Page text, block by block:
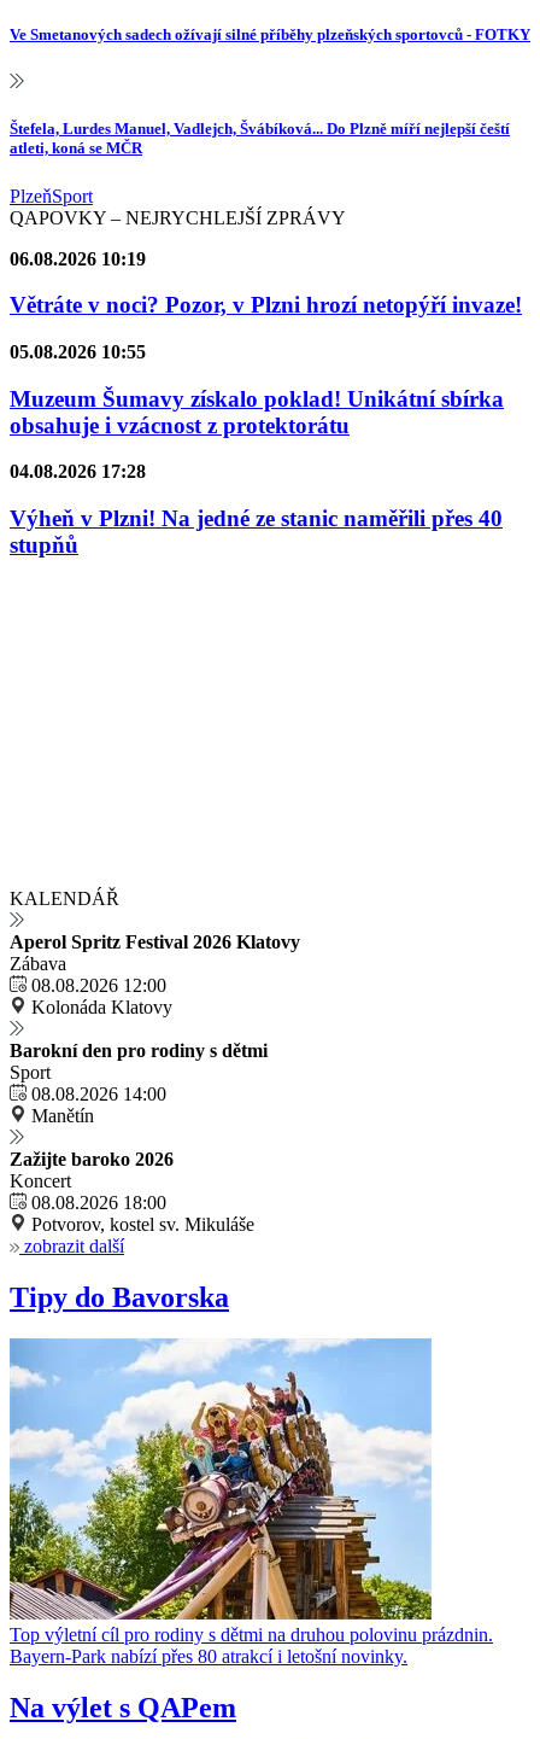
Ve Smetanových sadech ožívají silné příběhy plzeňských sportovců - FOTKY
Štefela, Lurdes Manuel, Vadlejch, Švábíková... Do Plzně míří nejlepší čeští
atleti, koná se MČR
PlzeňSport
QAPOVKY – NEJRYCHLEJŠÍ ZPRÁVY
06.08.2026 10:19
Větráte v noci? Pozor, v Plzni hrozí netopýří invaze!
05.08.2026 10:55
Muzeum Šumavy získalo poklad! Unikátní sbírka
obsahuje i vzácnost z protektorátu
04.08.2026 17:28
Výheň v Plzni! Na jedné ze stanic naměřili přes 40
stupňů
KALENDÁŘ
Aperol Spritz Festival 2026 Klatovy
Zábava
08.08.2026 12:00
Kolonáda Klatovy
Barokní den pro rodiny s dětmi
Sport
08.08.2026 14:00
Manětín
Zažijte baroko 2026
Koncert
08.08.2026 18:00
Potvorov, kostel sv. Mikuláše
zobrazit další
Tipy do Bavorska
Top výletní cíl pro rodiny s dětmi na druhou polovinu prázdnin.
Bayern-Park nabízí přes 80 atrakcí i letošní novinky.
Na výlet s QAPem